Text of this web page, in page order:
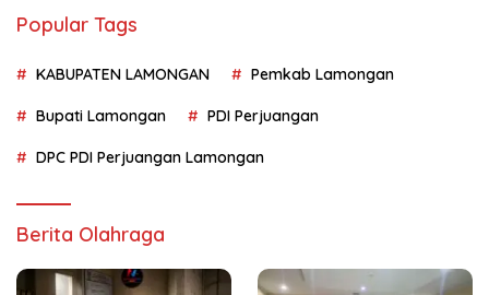
Popular Tags
KABUPATEN LAMONGAN Pemkab Lamongan
Bupati Lamongan PDI Perjuangan
DPC PDI Perjuangan Lamongan
Berita Olahraga